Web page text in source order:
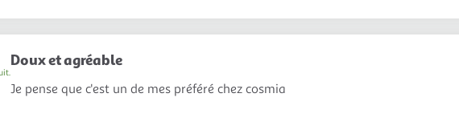
Doux et agréable
Je pense que c'est un de mes préféré chez cosmia